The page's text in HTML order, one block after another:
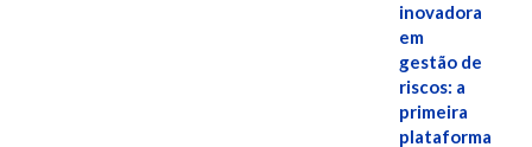
inovadora
em
gestão de
riscos: a
primeira
plataforma